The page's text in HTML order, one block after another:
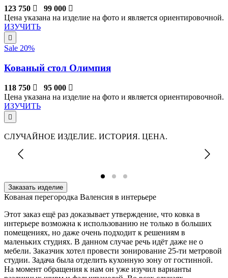
123 750
99 000
Цена указана на изделие на фото и является ориентировочной.
ИЗУЧИТЬ
Sale 20%
Кованый стол Олимпия
118 750
95 000
Цена указана на изделие на фото и является ориентировочной.
ИЗУЧИТЬ
СЛУЧАЙНОЕ ИЗДЕЛИЕ. ИСТОРИЯ. ЦЕНА.
Заказать изделие
Кованая перегородка Валенсия в интерьере
Этот заказ ещё раз доказывает утверждение, что ковка в
интерьере возможна к использованию не только в больших
помещениях, но даже очень подходит к решениям в
маленьких студиях. В данном случае речь идёт даже не о
мебели. Заказчик хотел провести зонирование 25-ти метровой
студии. Задача была отделить кухонную зону от гостинной.
На момент обращения к нам он уже изучил варианты